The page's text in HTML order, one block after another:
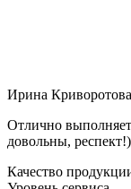
Ирина Криворотова
Отлично
довольны, респект!)
Качество